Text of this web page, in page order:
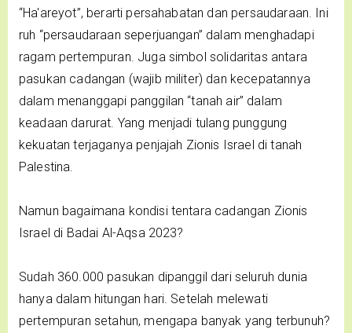
“Ha'areyot”, berarti persahabatan dan persaudaraan. Ini
ruh “persaudaraan seperjuangan” dalam menghadapi
ragam pertempuran. Juga simbol solidaritas antara
pasukan cadangan (wajib militer) dan kecepatannya
dalam menanggapi panggilan “tanah air” dalam
keadaan darurat. Yang menjadi tulang punggung
kekuatan terjaganya penjajah Zionis Israel di tanah
Palestina.
Namun bagaimana kondisi tentara cadangan Zionis
Israel di Badai Al-Aqsa 2023?
Sudah 360.000 pasukan dipanggil dari seluruh dunia
hanya dalam hitungan hari. Setelah melewati
pertempuran setahun, mengapa banyak yang terbunuh?